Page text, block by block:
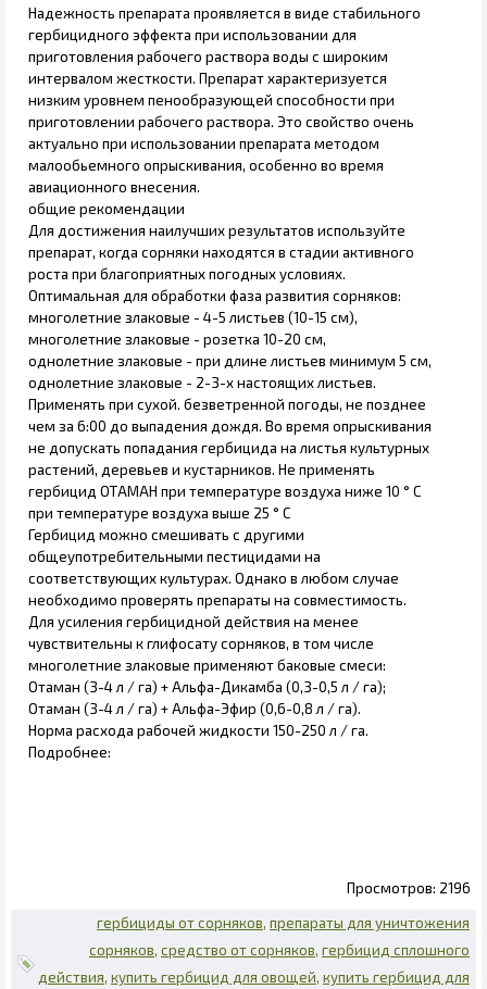
Надежность препарата проявляется в виде стабильного
гербицидного эффекта при использовании для
приготовления рабочего раствора воды с широким
интервалом жесткости. Препарат характеризуется
низким уровнем пенообразующей способности при
приготовлении рабочего раствора. Это свойство очень
актуально при использовании препарата методом
малообьемного опрыскивания, особенно во время
авиационного внесения.
общие рекомендации
Для достижения наилучших результатов используйте
препарат, когда сорняки находятся в стадии активного
роста при благоприятных погодных условиях.
Оптимальная для обработки фаза развития сорняков:
многолетние злаковые - 4-5 листьев (10-15 см),
многолетние злаковые - розетка 10-20 см,
однолетние злаковые - при длине листьев минимум 5 см,
однолетние злаковые - 2-3-х настоящих листьев.
Применять при сухой. безветренной погоды, не позднее
чем за 6:00 до выпадения дождя. Во время опрыскивания
не допускать попадания гербицида на листья культурных
растений, деревьев и кустарников. Не применять
гербицид ОТАМАН при температуре воздуха ниже 10 ° С
при температуре воздуха выше 25 ° С
Гербицид можно смешивать с другими
общеупотребительными пестицидами на
соответствующих культурах. Однако в любом случае
необходимо проверять препараты на совместимость.
Для усиления гербицидной действия на менее
чувствительны к глифосату сорняков, в том числе
многолетние злаковые применяют баковые смеси:
Отаман (3-4 л / га) + Альфа-Дикамба (0,3-0,5 л / га);
Отаман (3-4 л / га) + Альфа-Эфир (0,6-0,8 л / га).
Норма расхода рабочей жидкости 150-250 л / га.
Подробнее:
2196
гербициды от сорняков препараты для уничтожения
сорняков средство от сорняков гербицид сплошного
действия купить гербицид для овощей купить гербицид для